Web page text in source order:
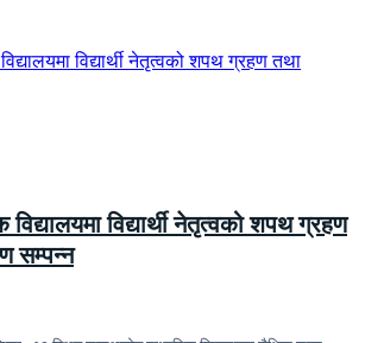
विद्यार्थी नेतृत्वको शपथ ग्रहण
सम्पन्न